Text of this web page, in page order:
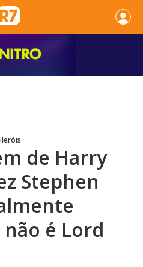
de Harry
Stephen
é Lord